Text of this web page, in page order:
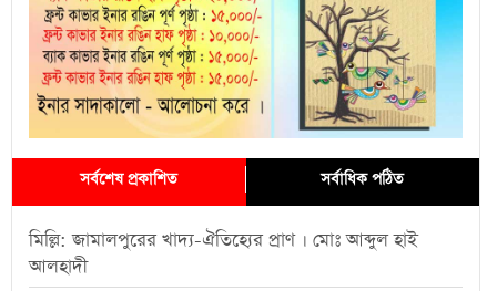
সর্বশেষ প্রকাশিত সর্বাধিক পঠিত
মিল্লি: জামালপুরের খাদ্য-ঐতিহ্যের প্রাণ । মোঃ আব্দুল হাই
আলহাদী